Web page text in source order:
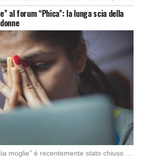
al forum “Phica”: la lunga scia della